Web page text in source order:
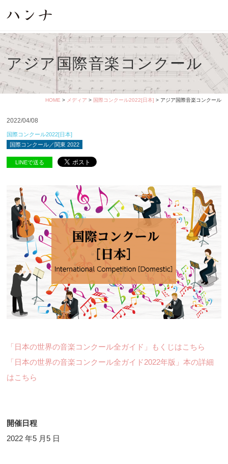
アジア国際音楽コンクール
HOME > メディア > 国際コンクール2022[日本] > アジア国際音楽コンクール
2022/04/08
国際コンクール2022[日本]
国際コンクール／関東 2022
LINEで送る
「日本の世界の音楽コンクール全ガイド」もくじはこちら
「日本の世界の音楽コンクール全ガイド2022年版」本の詳細
はこちら
開催日程
2022 年5 月5 日